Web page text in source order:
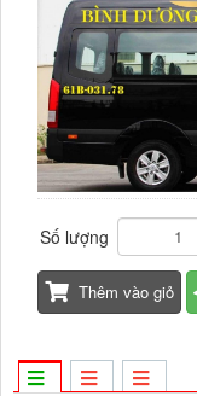
Số lượng
Thêm vào giỏ